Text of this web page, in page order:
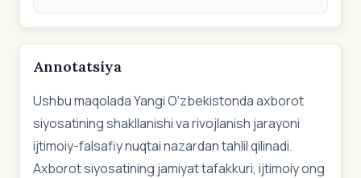
Annotatsiya
Ushbu maqolada Yangi O‘zbekistonda axborot
siyosatining shakllanishi va rivojlanish jarayoni
ijtimoiy-falsafiy nuqtai nazardan tahlil qilinadi.
Axborot siyosatining jamiyat tafakkuri, ijtimoiy ong